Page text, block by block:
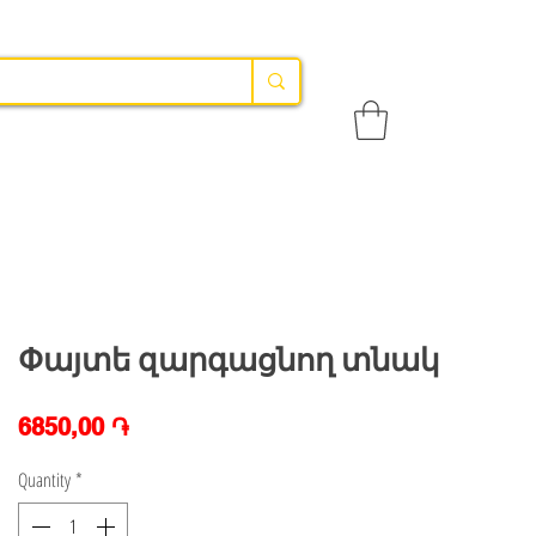
Փայտե զարգացնող տնակ
6850,00 ֏Price
Quantity *